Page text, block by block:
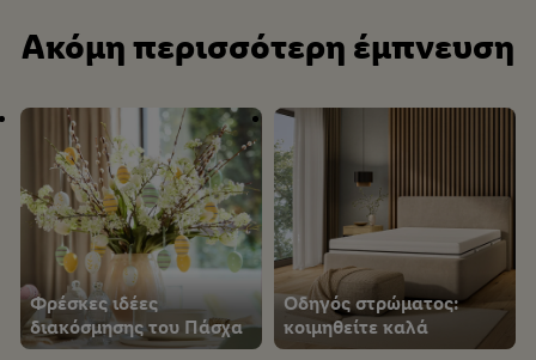
Ακόμη περισσότερη έμπνευση
Φρέσκες ιδέες
διακόσμησης του Πάσχα
Οδηγός στρώματος:
κοιμηθείτε καλά